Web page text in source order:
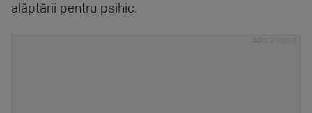
alăptării pentru psihic.